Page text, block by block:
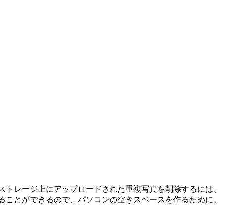
レージ上にアップロードされた重複写真を削除するには、
とができるので、パソコンの空きスペースを作るために、